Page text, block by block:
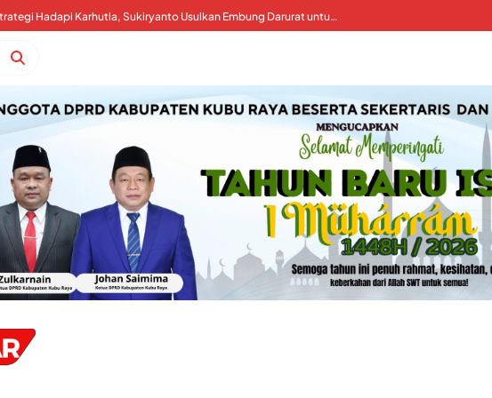
Kubu Raya Perkuat Strategi Hadapi Karhutla, Sukiryanto Usulkan Embung Darurat untuk Percepat Pemadaman